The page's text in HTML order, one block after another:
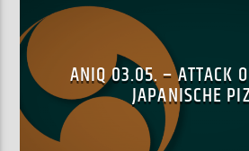
AKTUELLER TRACK
DEF PACTS
OF MONTREALANIQ 03.05. – ATTACK
JAPANISCHE